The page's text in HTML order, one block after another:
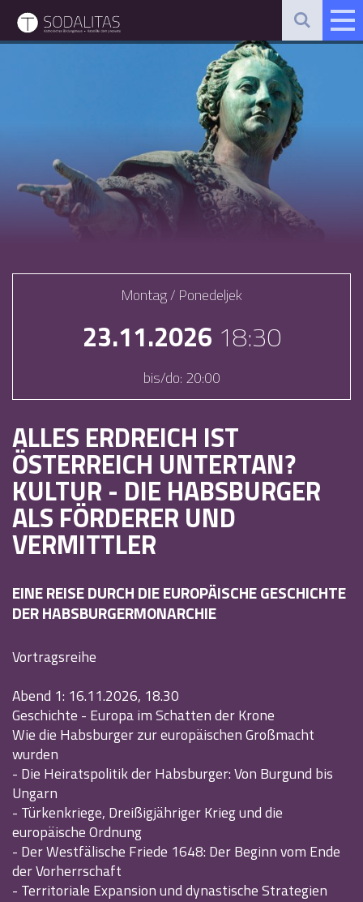
Montag / Ponedeljek
23.11.2026 18:30
bis/do: 20:00
ALLES ERDREICH IST
ÖSTERREICH UNTERTAN?
KULTUR - DIE HABSBURGER
ALS FÖRDERER UND
VERMITTLER
EINE REISE DURCH DIE EUROPÄISCHE GESCHICHTE
DER HABSBURGERMONARCHIE
Vortragsreihe
Abend 1: 16.11.2026, 18.30
Geschichte - Europa im Schatten der Krone
Wie die Habsburger zur europäischen Großmacht
wurden
- Die Heiratspolitik der Habsburger: Von Burgund bis
Ungarn
- Türkenkriege, Dreißigjähriger Krieg und die
europäische Ordnung
- Der Westfälische Friede 1648: Der Beginn vom Ende
der Vorherrschaft
- Territoriale Expansion und dynastische Strategien